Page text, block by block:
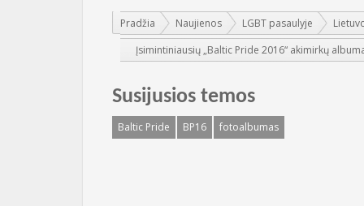
Jūs esate čia:
Pradžia Naujienos LGBT pasaulyje
Įsimintiniausių „Baltic Pride 2016“ akimirkų
Susijusios temos
Baltic Pride BP16 fotoalbumas